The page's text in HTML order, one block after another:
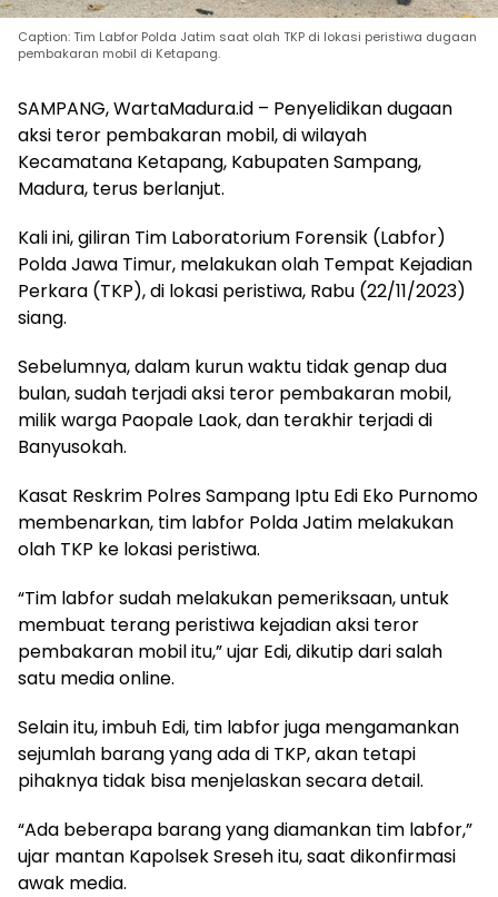
Caption: Tim Labfor Polda Jatim saat olah TKP di lokasi peristiwa dugaan
pembakaran mobil di Ketapang.
SAMPANG, WartaMadura.id – Penyelidikan dugaan
aksi teror pembakaran mobil, di wilayah
Kecamatana Ketapang, Kabupaten Sampang,
Madura, terus berlanjut.
Kali ini, giliran Tim Laboratorium Forensik (Labfor)
Polda Jawa Timur, melakukan olah Tempat Kejadian
Perkara (TKP), di lokasi peristiwa, Rabu (22/11/2023)
siang.
Sebelumnya, dalam kurun waktu tidak genap dua
bulan, sudah terjadi aksi teror pembakaran mobil,
milik warga Paopale Laok, dan terakhir terjadi di
Banyusokah.
Kasat Reskrim Polres Sampang Iptu Edi Eko Purnomo
membenarkan, tim labfor Polda Jatim melakukan
olah TKP ke lokasi peristiwa.
“Tim labfor sudah melakukan pemeriksaan, untuk
membuat terang peristiwa kejadian aksi teror
pembakaran mobil itu,” ujar Edi, dikutip dari salah
satu media online.
Selain itu, imbuh Edi, tim labfor juga mengamankan
sejumlah barang yang ada di TKP, akan tetapi
pihaknya tidak bisa menjelaskan secara detail.
“Ada beberapa barang yang diamankan tim labfor,”
ujar mantan Kapolsek Sreseh itu, saat dikonfirmasi
awak media.